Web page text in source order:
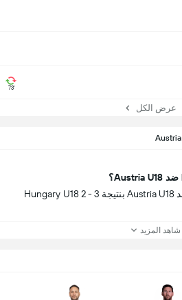
73'
عرض الكل
انتهت مباراة Hungary U18 ضد Austria U18 بنتيجة Hungary U18 2 - 3
شاهد المزيد